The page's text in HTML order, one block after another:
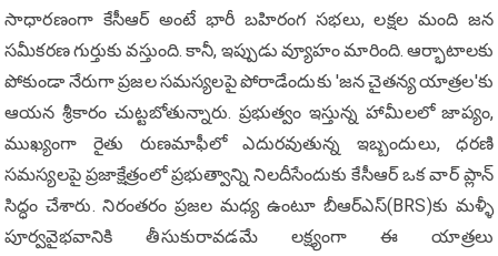
సాధారణంగా కేసీఆర్ అంటే భారీ బహిరంగ సభలు, లక్షల మంది జన
సమీకరణ గుర్తుకు వస్తుంది. కానీ, ఇప్పుడు వ్యూహం మారింది. ఆర్భాటాలకు
పోకుండా నేరుగా ప్రజల సమస్యలపై పోరాడేందుకు 'జన చైతన్య యాత్రల'కు
ఆయన శ్రీకారం చుట్టబోతున్నారు. ప్రభుత్వం ఇస్తున్న హామీలలో జాప్యం,
ముఖ్యంగా రైతు రుణమాఫీలో ఎదురవుతున్న ఇబ్బందులు, ధరణి
సమస్యలపై ప్రజాక్షేత్రంలో ప్రభుత్వాన్ని నిలదీసేందుకు కేసీఆర్ ఒక వార్ ప్లాన్
సిద్ధం చేశారు. నిరంతరం ప్రజల మధ్య ఉంటూ బీఆర్ఎస్‌(BRS)కు మళ్ళీ
పూర్వవైభవానికి తీసుకురావడమే లక్ష్యంగా ఈ యాత్రలు